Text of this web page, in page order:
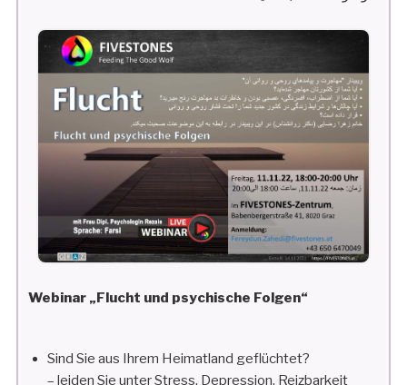
Webinar „Flucht und psychische Folgen“
Sind Sie aus Ihrem Heimatland geflüchtet?
– leiden Sie unter Stress, Depression, Reizbarkeit